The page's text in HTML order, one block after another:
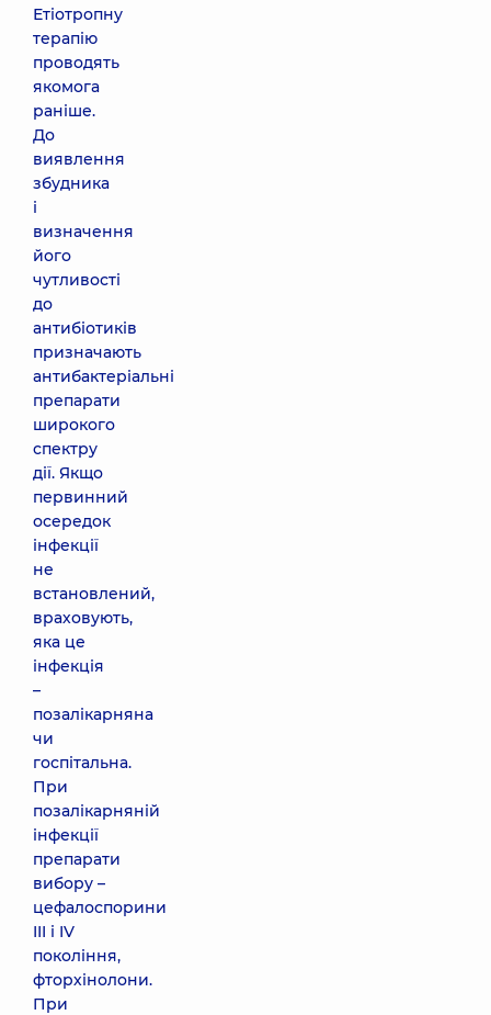
Етіотропну
терапію
проводять
якомога
раніше.
До
виявлення
збудника
і
визначення
його
чутливості
до
антибіотиків
призначають
антибактеріальні
препарати
широкого
спектру
дії. Якщо
первинний
осередок
інфекції
не
встановлений,
враховують,
яка це
інфекція
–
позалікарняна
чи
госпітальна.
При
позалікарняній
інфекції
препарати
вибору –
цефалоспорини
III і IV
покоління,
фторхінолони.
При